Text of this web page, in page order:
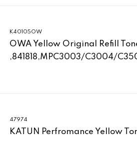
K40105OW
OWA Yellow Original Refill
,841818,MPC3003/C3004/
47974
KATUN Perfromance Yellow